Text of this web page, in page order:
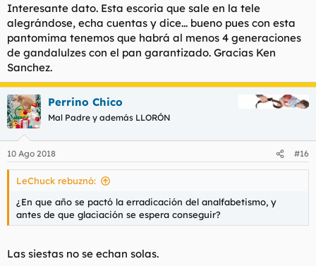
Interesante dato. Esta escoria que sale en la tele
alegrándose, echa cuentas y dice... bueno pues con esta
pantomima tenemos que habrá al menos 4 generaciones
de gandalulzes con el pan garantizado. Gracias Ken
Sanchez.
Perrino Chico
Mal Padre y además LLORÓN
10 Ago 2018 #16
LeChuck rebuznó:
¿En que año se pactó la erradicación del analfabetismo, y
antes de que glaciación se espera conseguir?
Las siestas no se echan solas.